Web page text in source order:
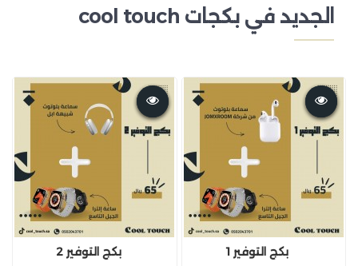
الجديد في بكجات cool touch
بكج التوفير 1
بكج التوفير 2